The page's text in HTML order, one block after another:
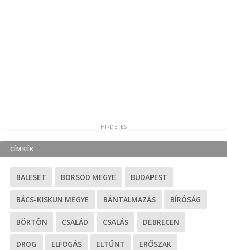
CÍMKÉK
BALESET BORSOD MEGYE BUDAPEST
BÁCS-KISKUN MEGYE BÁNTALMAZÁS BÍRÓSÁG
BÖRTÖN CSALÁD CSALÁS DEBRECEN
DROG ELFOGÁS ELTŰNT ERŐSZAK